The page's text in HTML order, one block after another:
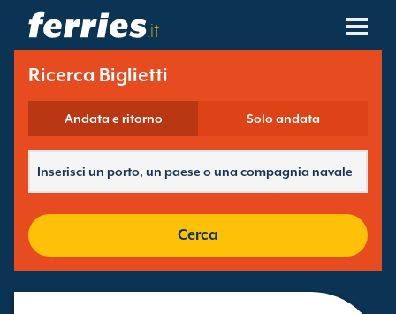
.it
Compagnie Navali
Destinazioni Traghetti
Rotte Traghetti
Gestione Prenotazioni
Ricerca Biglietti
Andata e ritorno Solo andata
Cerca